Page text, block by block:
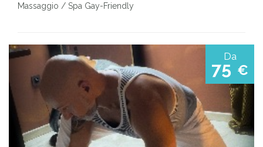
Massaggio / Spa Gay-Friendly
Da
75 €